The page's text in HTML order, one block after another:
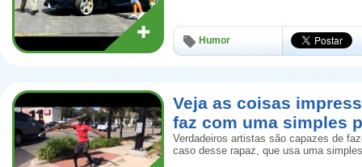
Humor
Veja as coisas
faz com uma simples
Verdadeiros artistas são capazes de
caso desse rapaz, que usa uma